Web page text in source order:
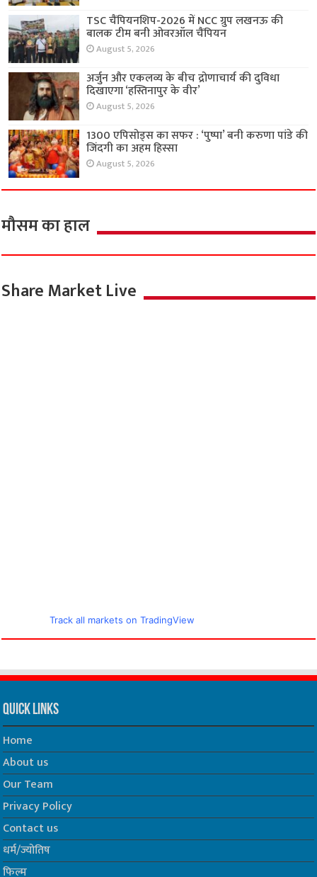
TSC चैंपियनशिप-2026 में NCC ग्रुप लखनऊ की
बालक टीम बनी ओवरऑल चैंपियन
August 5, 2026
अर्जुन और एकलव्य के बीच द्रोणाचार्य की दुविधा
दिखाएगा ‘हस्तिनापुर के वीर’
August 5, 2026
1300 एपिसोड्स का सफर : ‘पुष्पा’ बनी करुणा पांडे की
जिंदगी का अहम हिस्सा
August 5, 2026
मौसम का हाल
Share Market Live
Track all markets on TradingView
Quick Links
Home
About us
Our Team
Privacy Policy
Contact us
धर्म/ज्योतिष
फिल्म